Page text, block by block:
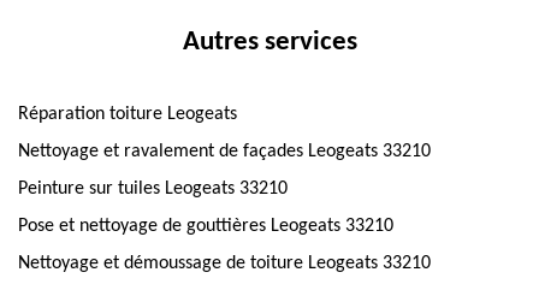
Autres services
Réparation toiture Leogeats
Nettoyage et ravalement de façades Leogeats 33210
Peinture sur tuiles Leogeats 33210
Pose et nettoyage de gouttières Leogeats 33210
Nettoyage et démoussage de toiture Leogeats 33210